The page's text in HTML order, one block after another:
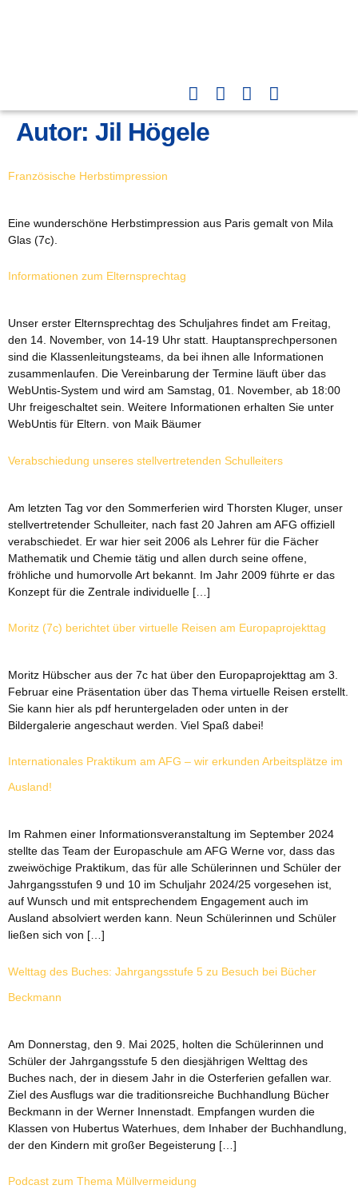
Autor: Jil Högele
Französische Herbstimpression
Eine wunderschöne Herbstimpression aus Paris gemalt von Mila
Glas (7c).
Informationen zum Elternsprechtag
Unser erster Elternsprechtag des Schuljahres findet am Freitag,
den 14. November, von 14-19 Uhr statt. Hauptansprechpersonen
sind die Klassenleitungsteams, da bei ihnen alle Informationen
zusammenlaufen. Die Vereinbarung der Termine läuft über das
WebUntis-System und wird am Samstag, 01. November, ab 18:00
Uhr freigeschaltet sein. Weitere Informationen erhalten Sie unter
WebUntis für Eltern. von Maik Bäumer
Verabschiedung unseres stellvertretenden Schulleiters
Am letzten Tag vor den Sommerferien wird Thorsten Kluger, unser
stellvertretender Schulleiter, nach fast 20 Jahren am AFG offiziell
verabschiedet. Er war hier seit 2006 als Lehrer für die Fächer
Mathematik und Chemie tätig und allen durch seine offene,
fröhliche und humorvolle Art bekannt. Im Jahr 2009 führte er das
Konzept für die Zentrale individuelle […]
Moritz (7c) berichtet über virtuelle Reisen am Europaprojekttag
Moritz Hübscher aus der 7c hat über den Europaprojekttag am 3.
Februar eine Präsentation über das Thema virtuelle Reisen erstellt.
Sie kann hier als pdf heruntergeladen oder unten in der
Bildergalerie angeschaut werden. Viel Spaß dabei!
Internationales Praktikum am AFG – wir erkunden Arbeitsplätze im
Ausland!
Im Rahmen einer Informationsveranstaltung im September 2024
stellte das Team der Europaschule am AFG Werne vor, dass das
zweiwöchige Praktikum, das für alle Schülerinnen und Schüler der
Jahrgangsstufen 9 und 10 im Schuljahr 2024/25 vorgesehen ist,
auf Wunsch und mit entsprechendem Engagement auch im
Ausland absolviert werden kann. Neun Schülerinnen und Schüler
ließen sich von […]
Welttag des Buches: Jahrgangsstufe 5 zu Besuch bei Bücher
Beckmann
Am Donnerstag, den 9. Mai 2025, holten die Schülerinnen und
Schüler der Jahrgangsstufe 5 den diesjährigen Welttag des
Buches nach, der in diesem Jahr in die Osterferien gefallen war.
Ziel des Ausflugs war die traditionsreiche Buchhandlung Bücher
Beckmann in der Werner Innenstadt. Empfangen wurden die
Klassen von Hubertus Waterhues, dem Inhaber der Buchhandlung,
der den Kindern mit großer Begeisterung […]
Podcast zum Thema Müllvermeidung